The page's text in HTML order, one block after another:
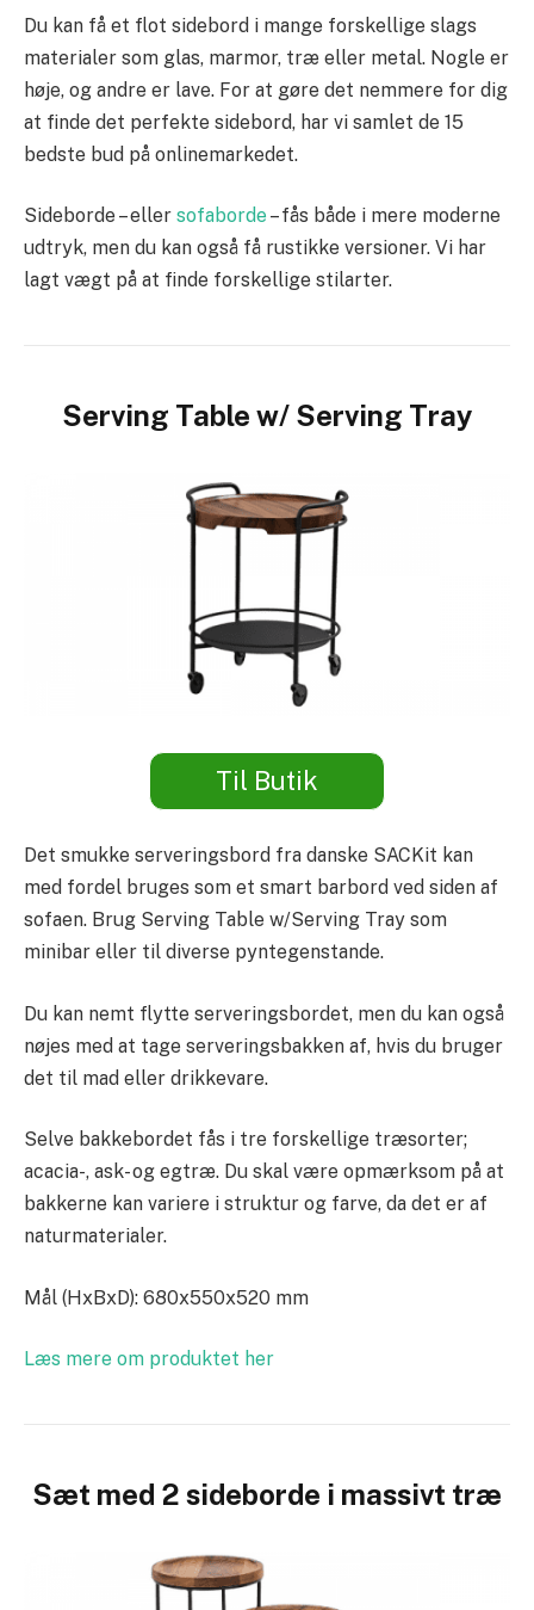
Du kan få et flot sidebord i mange forskellige slags
materialer som glas, marmor, træ eller metal. Nogle er
høje, og andre er lave. For at gøre det nemmere for dig
at finde det perfekte sidebord, har vi samlet de 15
bedste bud på onlinemarkedet.
Sideborde – eller sofaborde– fås både i mere moderne
udtryk, men du kan også få rustikke versioner. Vi har
lagt vægt på at finde forskellige stilarter.
Serving Table w/ Serving Tray
Til Butik
Det smukke serveringsbord fra danske SACKit kan
med fordel bruges som et smart barbord ved siden af
sofaen. Brug Serving Table w/Serving Tray som
minibar eller til diverse pyntegenstande.
Du kan nemt flytte serveringsbordet, men du kan også
nøjes med at tage serveringsbakken af, hvis du bruger
det til mad eller drikkevare.
Selve bakkebordet fås i tre forskellige træsorter;
acacia-, ask- og egtræ. Du skal være opmærksom på at
bakkerne kan variere i struktur og farve, da det er af
naturmaterialer.
Mål (HxBxD): 680x550x520 mm
Læs mere om produktet her
Sæt med 2 sideborde i massivt træ